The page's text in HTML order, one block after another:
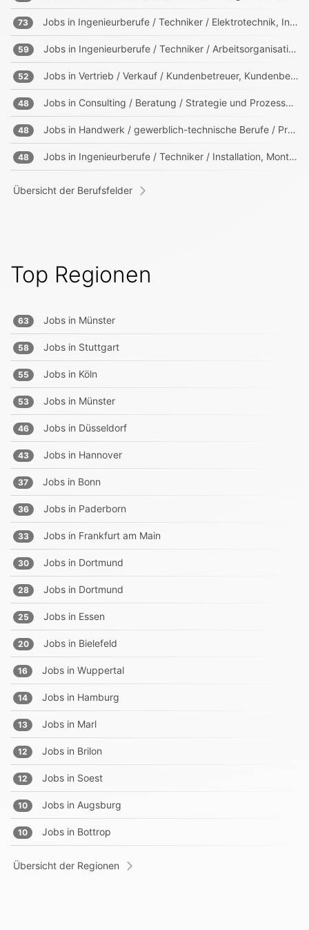
73 Jobs in Ingenieurberufe / Techniker / Elektrotechnik, Informationstechnik, Mechatronik
59 Jobs in Ingenieurberufe / Techniker / Arbeitsorganisation, Prozessorganisation
52 Jobs in Vertrieb / Verkauf / Kundenbetreuer, Kundenberater
48 Jobs in Consulting / Beratung / Strategie und Prozessberater
48 Jobs in Handwerk / gewerblich-technische Berufe / Produktion
48 Jobs in Ingenieurberufe / Techniker / Installation, Montage, Wartung
Übersicht der Berufsfelder
Top Regionen
63 Jobs in Münster
58 Jobs in Stuttgart
55 Jobs in Köln
53 Jobs in Münster
46 Jobs in Düsseldorf
43 Jobs in Hannover
37 Jobs in Bonn
36 Jobs in Paderborn
33 Jobs in Frankfurt am Main
30 Jobs in Dortmund
28 Jobs in Dortmund
25 Jobs in Essen
20 Jobs in Bielefeld
16 Jobs in Wuppertal
14 Jobs in Hamburg
13 Jobs in Marl
12 Jobs in Brilon
12 Jobs in Soest
10 Jobs in Augsburg
10 Jobs in Bottrop
Übersicht der Regionen